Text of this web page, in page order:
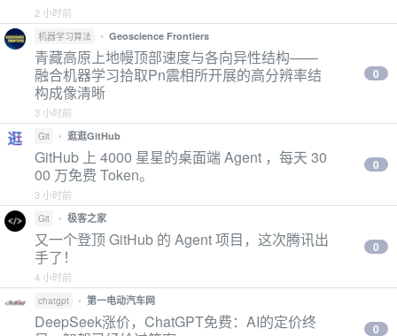
2 小时前
机器学习算法 • Geoscience Frontiers
青藏高原上地幔顶部速度与各向异性结构——
融合机器学习拾取Pn震相所开展的高分辨率结
构成像清晰
3 小时前
0
Git • 逛逛GitHub
GitHub 上 4000 星星的桌面端 Agent ，每天 30
00 万免费 Token。
3 小时前
0
Git • 极客之家
又一个登顶 GitHub 的 Agent 项目，这次腾讯出
手了！
4 小时前
0
chatgpt • 第一电动汽车网
DeepSeek涨价，ChatGPT免费：AI的定价终
0